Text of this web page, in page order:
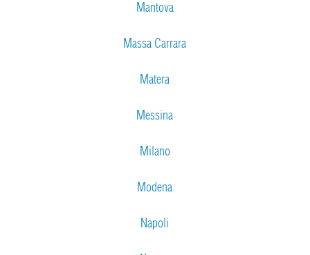
Mantova
Massa Carrara
Matera
Messina
Milano
Modena
Napoli